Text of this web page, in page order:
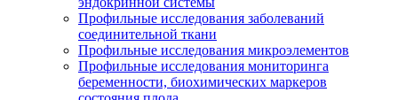
Профильные исследования заболеваний
соединительной ткани
Профильные исследования микроэлементов
Профильные исследования мониторинга
беременности, биохимических маркеров